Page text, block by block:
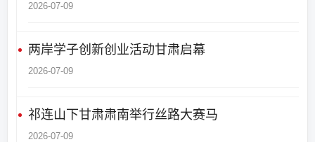
2026-07-09
两岸学子创新创业活动甘肃启幕
2026-07-09
祁连山下甘肃肃南举行丝路大赛马
2026-07-09